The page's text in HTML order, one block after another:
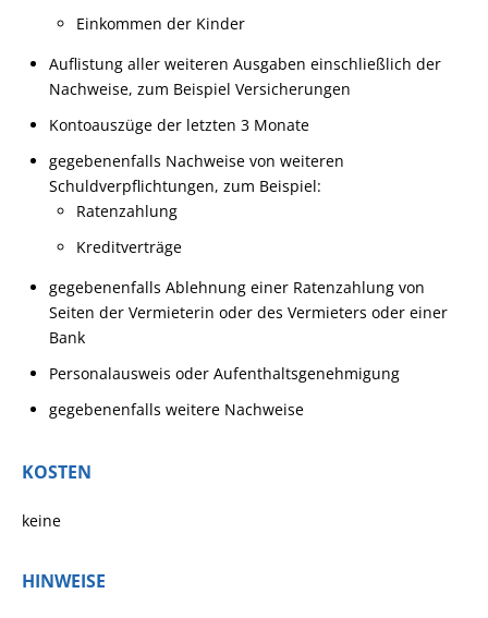
Einkommen der Kinder
Auflistung aller weiteren Ausgaben einschließlich der
Nachweise, zum Beispiel Versicherungen
Kontoauszüge der letzten 3 Monate
gegebenenfalls Nachweise von weiteren
Schuldverpflichtungen, zum Beispiel:
Ratenzahlung
Kreditverträge
gegebenenfalls Ablehnung einer Ratenzahlung von
Seiten der Vermieterin oder des Vermieters oder einer
Bank
Personalausweis oder Aufenthaltsgenehmigung
gegebenenfalls weitere Nachweise
KOSTEN
keine
HINWEISE